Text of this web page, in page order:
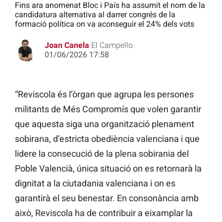
Fins ara anomenat Bloc i País ha assumit el nom de la
candidatura alternativa al darrer congrés de la
formació política on va aconseguir el 24% dels vots
Joan Canela El Campello
01/06/2026 17:58
“Reviscola és l’òrgan que agrupa les persones
militants de Més Compromís que volen garantir
que aquesta siga una organització plenament
sobirana, d’estricta obediència valenciana i que
lidere la consecució de la plena sobirania del
Poble Valencià, única situació on es retornarà la
dignitat a la ciutadania valenciana i on es
garantirà el seu benestar. En consonància amb
això, Reviscola ha de contribuir a eixamplar la